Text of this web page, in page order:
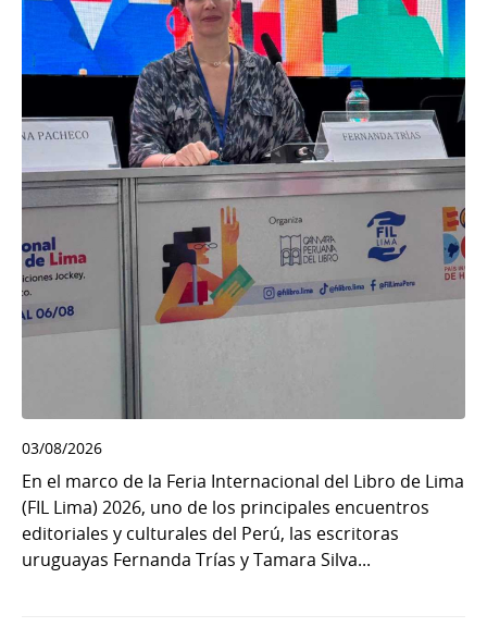
03/08/2026
En el marco de la Feria Internacional del Libro de Lima
(FIL Lima) 2026, uno de los principales encuentros
editoriales y culturales del Perú, las escritoras
uruguayas Fernanda Trías y Tamara Silva...